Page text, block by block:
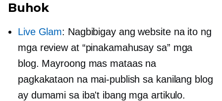
Buhok
Live Glam: Nagbibigay ang website na ito ng
mga review at “pinakamahusay sa” mga
blog. Mayroong mas mataas na
pagkakataon na mai-publish sa kanilang blog
ay dumami sa iba't ibang mga artikulo.